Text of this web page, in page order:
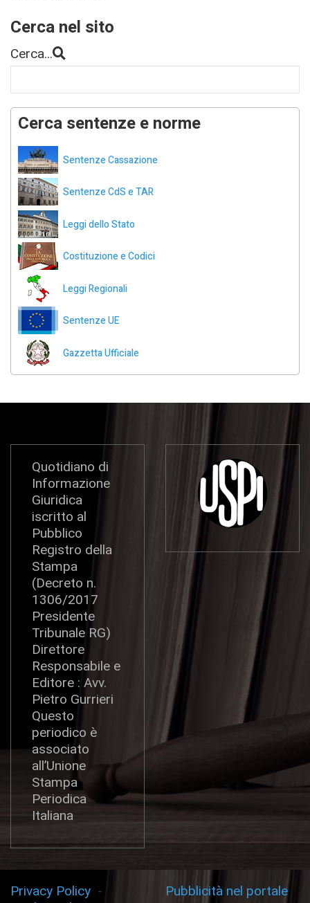
Cerca nel sito
Cerca...
Cerca sentenze e norme
Sentenze Cassazione
Sentenze CdS e TAR
Leggi dello Stato
Costituzione e Codici
Leggi Regionali
Sentenze UE
Gazzetta Ufficiale
Quotidiano di
Informazione
Giuridica
iscritto al
Pubblico
Registro della
Stampa
(Decreto n.
1306/2017
Presidente
Tribunale RG)
Direttore
Responsabile e
Editore : Avv.
Pietro Gurrieri
Questo
periodico è
associato
all’Unione
Stampa
Periodica
Italiana
Privacy Policy -
Pubblicità nel portale